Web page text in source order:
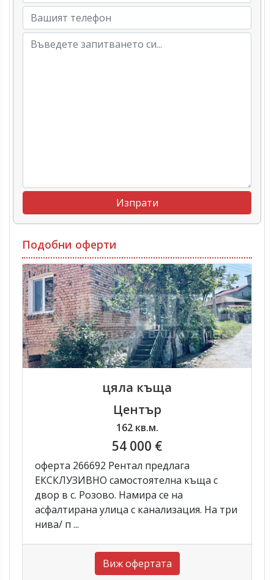
Подобни оферти
цяла къща
Център
162 кв.м.
54 000 €
оферта 266692 Рентал предлага
ЕКСКЛУЗИВНО самостоятелна къща с
двор в с. Розово. Намира се на
асфалтирана улица с канализация. На три
нива/ п ...
Виж офертата